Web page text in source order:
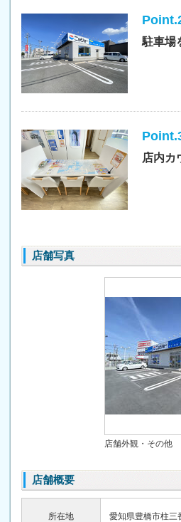
駐車場
店内カ
店舗写真
店舗外観・その他
店舗概要
所在地 愛知県豊橋市柱